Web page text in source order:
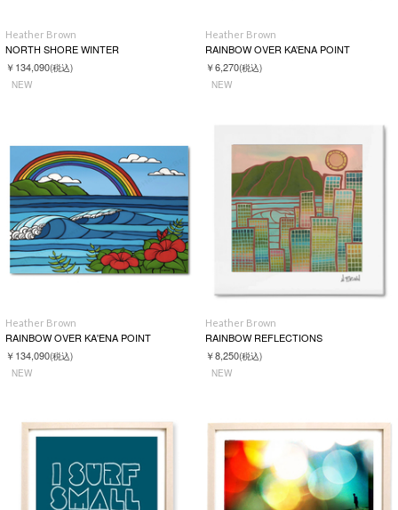
Heather Brown
NORTH SHORE WINTER
￥134,090(税込)
NEW
Heather Brown
RAINBOW OVER KA’ENA POINT
￥6,270(税込)
NEW
Heather Brown
RAINBOW OVER KA'ENA POINT
￥134,090(税込)
NEW
Heather Brown
RAINBOW REFLECTIONS
￥8,250(税込)
NEW